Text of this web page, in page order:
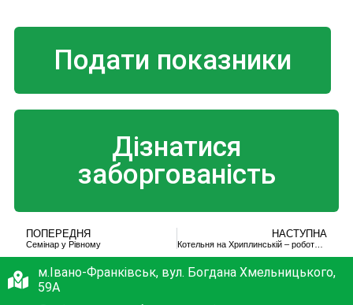
Подати показники
Дізнатися
заборгованість
ПОПЕРЕДНЯ
Семінар у Рівному
НАСТУПНА
Котельня на Хриплинській – роботи ідуть на повну
м.Івано-Франківськ, вул. Богдана Хмельницького,
59А